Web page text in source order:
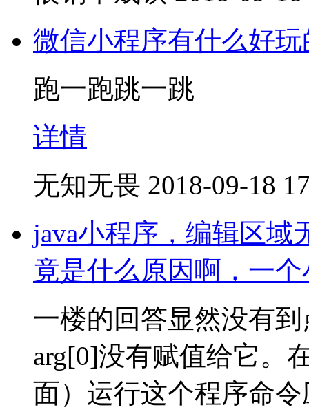
微信小程序有什么好
跑一跑跳一跳
详情
无知无畏 2018-09-18
java小程序，编辑区域
竟是什么原因啊，一
一楼的回答显然没有
arg[0]没有赋值给它。
面）运行这个程序命